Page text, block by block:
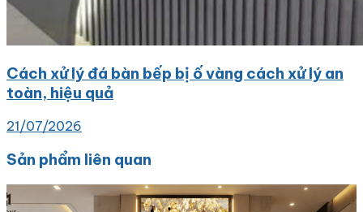
Cách xử lý đá bàn bếp bị ố vàng cách xử lý an
toàn, hiệu quả
21/07/2026
Sản phẩm liên quan